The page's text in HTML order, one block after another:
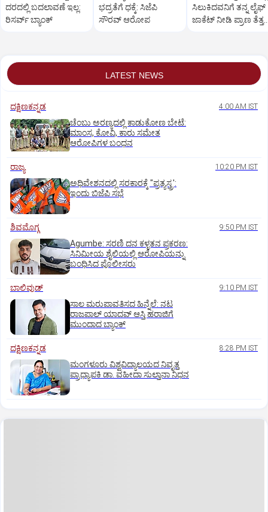
ದರದಲ್ಲಿ ಬದಲಾವಣೆ ಇಲ್ಲ:
ರಿಸರ್ವ್‌ ಬ್ಯಾಂಕ್‌
ಭದ್ರತೆಗೆ ಧಕ್ಕೆ: ಸಿಜೆಪಿ
ಸೌರವ್‌ ಆರೋಪ
ಸಿಲುಕಿದವನಿಗೆ ತನ್ನ ಲೈಫ್
ಜಾಕೆಟ್ ನೀಡಿ ಪ್ರಾಣ ತೆತ್ತ
LATEST NEWS
ದಕ್ಷಿಣಕನ್ನಡ 4:00 AM IST
ಚೆಂಬು ಅರಣ್ಯದಲ್ಲಿ ಕಾಡುಕೋಣ ಬೇಟೆ:
ಮಾಂಸ, ಕೋವಿ, ಕಾರು ಸಮೇತ
ಆರೋಪಿಗಳ ಬಂಧನ
ರಾಜ್ಯ 10:20 PM IST
ಅಧಿವೇಶನದಲ್ಲಿ ಸರಕಾರಕ್ಕೆ "ಪ್ರತ್ಯಸ್ತ್ರ':
ಇಂದು ಬಿಜೆಪಿ ಸಭೆ
ಶಿವಮೊಗ್ಗ 9:50 PM IST
Agumbe: ಸರಣಿ ದನ ಕಳ್ಳತನ ಪ್ರಕರಣ:
ಸಿನಿಮೀಯ ಶೈಲಿಯಲ್ಲಿ ಆರೋಪಿಯನ್ನು
ಬಂಧಿಸಿದ ಪೊಲೀಸರು
ಬಾಲಿವುಡ್‌ 9:10 PM IST
ಸಾಲ ಮರುಪಾವತಿಸದ ಹಿನ್ನೆಲೆ: ನಟ
ರಾಜಪಾಲ್ ಯಾದವ್‌ ಆಸ್ತಿ ಹರಾಜಿಗೆ
ಮುಂದಾದ ಬ್ಯಾಂಕ್
ದಕ್ಷಿಣಕನ್ನಡ 8:28 PM IST
ಮಂಗಳೂರು ವಿಶ್ವವಿದ್ಯಾಲಯದ ನಿವೃತ್ತ
ಪ್ರಾಧ್ಯಾಪಕಿ ಡಾ. ವಹೀದಾ ಸುಲ್ತಾನಾ ನಿಧನ